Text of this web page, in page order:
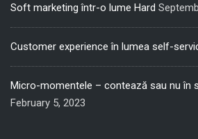
Soft marketing într-o lume Hard
Customer experience în lumea self-
Micro-momentele – contează sau nu în
February 5, 2023